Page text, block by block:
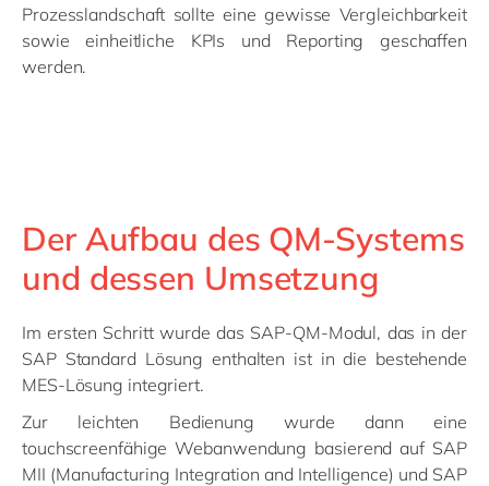
Prozesslandschaft sollte eine gewisse Vergleichbarkeit
sowie einheitliche KPIs und Reporting geschaffen
werden.
Der Aufbau des QM-Systems
und dessen Umsetzung
Im ersten Schritt wurde das SAP-QM-Modul, das in der
SAP Standard Lösung enthalten ist in die bestehende
MES-Lösung integriert.
Zur leichten Bedienung wurde dann eine
touchscreenfähige Webanwendung basierend auf SAP
MII (Manufacturing Integration and Intelligence) und SAP